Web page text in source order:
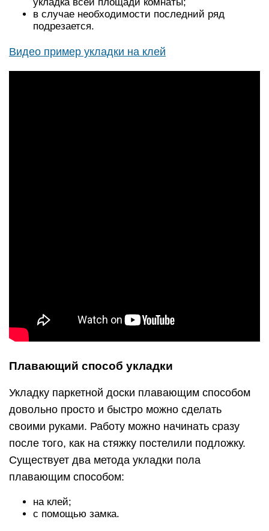
в случае необходимости последний ряд
подрезается.
Видео пример укладки на клей
Плавающий способ укладки
Укладку паркетной доски плавающим способом
довольно просто и быстро можно сделать
своими руками. Работу можно начинать сразу
после того, как на стяжку постелили подложку.
Существует два метода укладки пола
плавающим способом:
на клей;
с помощью замка.